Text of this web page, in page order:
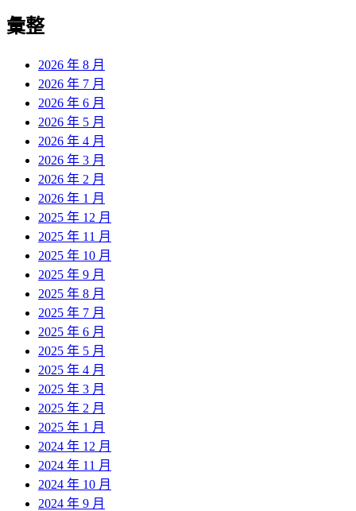
覽
彙整
2026 年 8 月
2026 年 7 月
2026 年 6 月
2026 年 5 月
2026 年 4 月
2026 年 3 月
2026 年 2 月
2026 年 1 月
2025 年 12 月
2025 年 11 月
2025 年 10 月
2025 年 9 月
2025 年 8 月
2025 年 7 月
2025 年 6 月
2025 年 5 月
2025 年 4 月
2025 年 3 月
2025 年 2 月
2025 年 1 月
2024 年 12 月
2024 年 11 月
2024 年 10 月
2024 年 9 月